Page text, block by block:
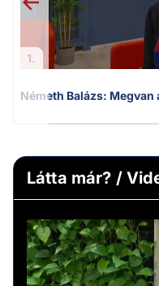
1.
Németh Balázs:
Látta már? /